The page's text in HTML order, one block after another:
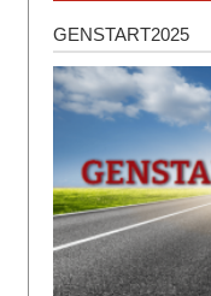
Genstart2025
GENSTART2025